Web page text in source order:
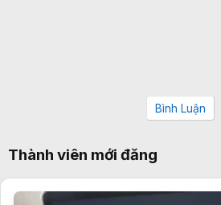
Bình Luận
Thành viên mới đăng